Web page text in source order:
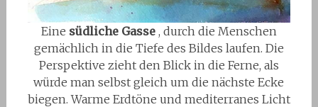
Eine südliche Gasse, durch die Menschen
gemächlich in die Tiefe des Bildes laufen. Die
Perspektive zieht den Blick in die Ferne, als
würde man selbst gleich um die nächste Ecke
biegen. Warme Erdtöne und mediterranes Licht